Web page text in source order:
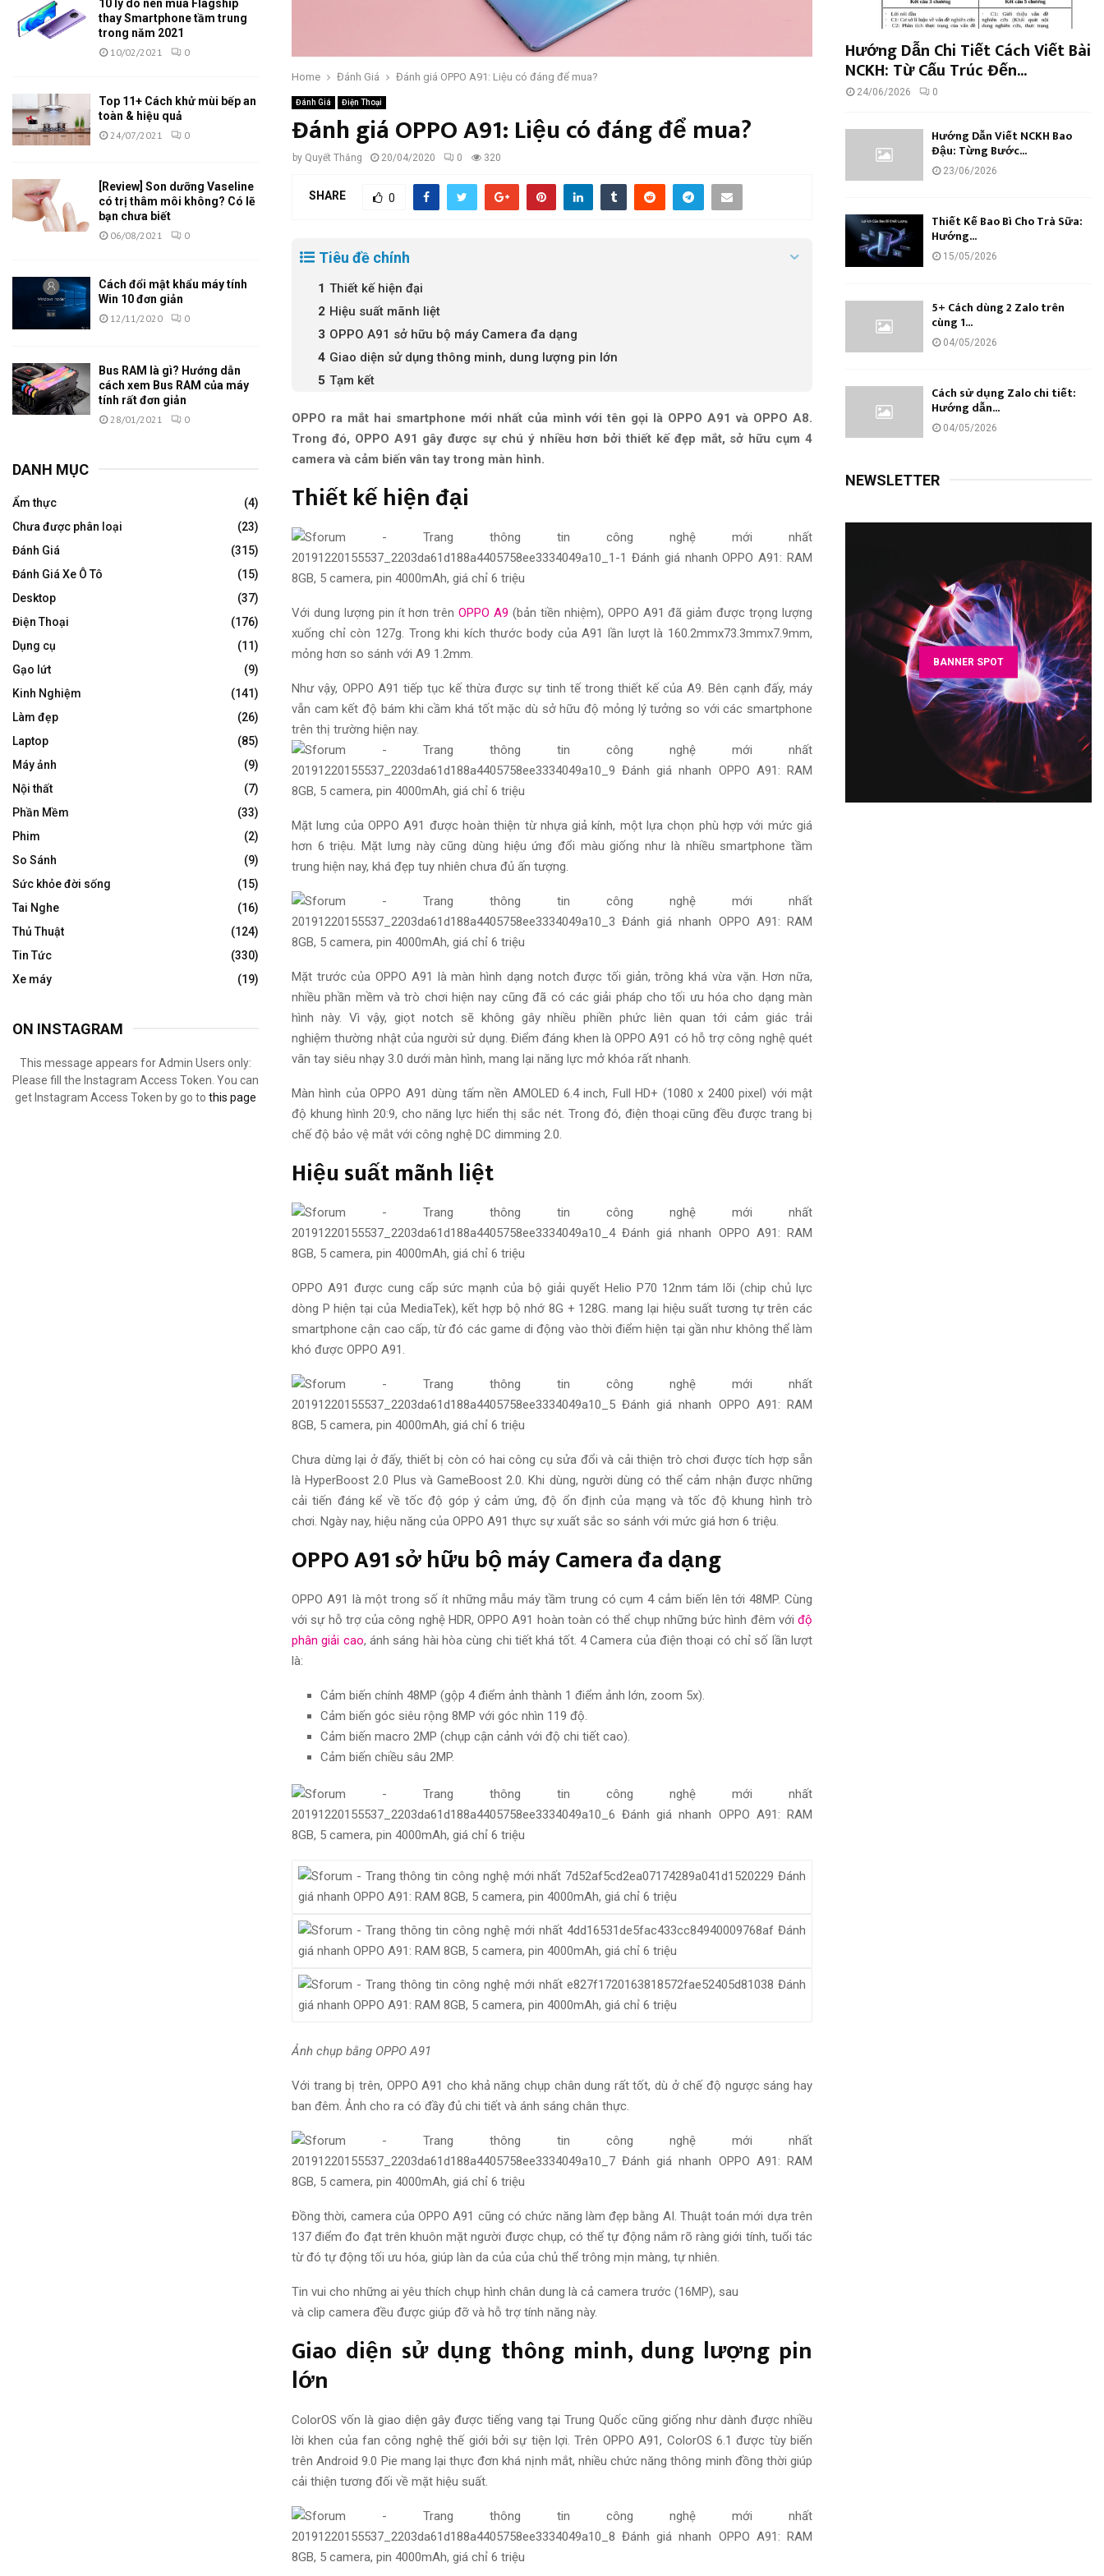
Home Đánh Giá Đánh giá OPPO A91: Liệu có đáng để mua?
Đánh Giá Điện Thoại
Đánh giá OPPO A91: Liệu có đáng để mua?
by Quyết Thắng 20/04/2020 0 320
SHARE 0
Tiêu đề chính
Thiết kế hiện đại
Hiệu suất mãnh liệt
OPPO A91 sở hữu bộ máy Camera đa dạng
Giao diện sử dụng thông minh, dung lượng pin lớn
Tạm kết
OPPO ra mắt hai smartphone mới nhất của mình với tên gọi là OPPO A91 và OPPO A8.
Trong đó, OPPO A91 gây được sự chú ý nhiều hơn bởi thiết kế đẹp mắt, sở hữu cụm 4
camera và cảm biến vân tay trong màn hình.
Thiết kếhiện đại
Với dung lượng pin ít hơn trênOPPO A9 (bản tiền nhiệm), OPPO A91 đã giảm được trọng lượng
xuống chỉ còn 127g. Trong khi kích thước body của A91 lần lượt là 160.2mmx73.3mmx7.9mm,
mỏng hơn so sánh với A9 1.2mm.
Như vậy, OPPO A91 tiếp tục kế thừa được sự tinh tế trong thiết kế của A9. Bên cạnh đấy, máy
vẫn cam kết độ bám khi cầm khá tốtmặc dù sở hữu độ mỏng lý tưởng so với các smartphone
trên thị trường hiện nay.
Mặt lưng của OPPO A91 được hoàn thiện từ nhựa giả kính, mộtlựa chọn phù hợp với mức giá
hơn 6 triệu. Mặt lưng này cũng dùng hiệu ứng đổi màugiống như lànhiều smartphone tầm
trung hiện nay, khá đẹp tuy nhiên chưa đủ ấn tượng.
Mặt trước của OPPO A91 là màn hình dạng notch được tối giản, trông khá vừa vặn.Hơn nữa,
nhiềuphần mềm và trò chơihiện nay cũng đã có cácgiải pháp chotối ưu hóa cho dạng màn
hình này. Vì vậy, giọt notch sẽ không gây nhiềuphiền phức liên quan tớicảm giác trải
nghiệmthường nhậtcủangười sử dụng. Điểm đáng khen là OPPO A91 có hỗ trợ công nghệ quét
vân tay siêu nhạy 3.0 dưới màn hình, mang lại năng lực mở khóa rất nhanh.
Màn hình của OPPO A91dùng tấm nền AMOLED 6.4 inch, Full HD+ (1080 x 2400 pixel) với mật
độ khung hình 20:9, chonăng lực hiển thị sắc nét. Trong đó, điện thoạicũng đều được trang bị
chế độ bảo vệ mắt với công nghệ DC dimming 2.0.
Hiệu suấtmãnh liệt
OPPO A91 được cung cấp sức mạnh của bộgiải quyếtHelio P70 12nm tám lõi (chip chủ lực
dòng P hiện tại của MediaTek), kết hợp bộ nhớ 8G + 128G.mang lại hiệu suất tương tự trên các
smartphone cận cao cấp, từđó các game di động vào thời điểm hiện tại gần nhưkhông thể làm
khó được OPPO A91.
Chưa dừng lại ở đấy, thiết bị còn có hai công cụ sửa đổi và cải thiện trò chơi được tích hợp sẵn
là HyperBoost 2.0 Plus và GameBoost 2.0. Khi dùng, người dùng có thể cảm nhận được những
cải tiến đáng kể về tốc độ góp ý cảm ứng, độ ổn định của mạng và tốc độ khung hình trò
chơi. Ngày nay, hiệu năng của OPPO A91 thực sựxuất sắc so sánh với mức giá hơn 6 triệu.
OPPO A91 sở hữu bộ máyCamera đa dạng
OPPO A91 là một trong số ít những mẫu máy tầm trung có cụm 4 cảm biến lên tới 48MP. Cùng
với sự hỗ trợcủa công nghệ HDR, OPPO A91 hoàn toàn có thể chụp những bức hình đêm với độ
phân giải cao, ánh sáng hài hòa cùng chi tiết khá tốt. 4 Camera của điện thoại cóchỉ số lần lượt
là:
Cảm biến chính 48MP (gộp 4 điểm ảnh thành 1 điểm ảnh lớn, zoom 5x).
Cảm biến góc siêu rộng 8MP với góc nhìn 119 độ.
Cảm biến macro 2MP (chụp cận cảnh với độ chi tiết cao).
Cảm biến chiều sâu 2MP.
Ảnh chụp bằng OPPO A91
Với trang bị trên, OPPO A91 cho khả năng chụp chân dung rất tốt, dù ở chế độ ngược sáng hay
ban đêm. Ảnh cho ra có đầy đủ chi tiết và ánh sáng chân thực.
Đồng thời, camera của OPPO A91 cũng cóchức năng làm đẹp bằng AI. Thuật toán mới dựa trên
137 điểmđo đạttrên khuôn mặt người được chụp, có thể tự động nắm rõ ràng giới tính, tuổi tác
từđó tự động tối ưu hóa, giúp làn da của của chủ thể trông mịn màng, tự nhiên.
Tin vui cho những ai yêu thích chụp hình chân dung là cả camera trước (16MP), sau
và clip camera đều được giúp đỡ và hỗ trợ tính năng này.
Giao diện sử dụng thông minh, dung lượng pin
lớn
ColorOS vốn là giao diện gây được tiếng vang tại Trung Quốc cũng giống nhưdành được nhiều
lời khen của fan công nghệthế giới bởi sự tiện lợi. Trên OPPO A91, ColorOS 6.1 được tùy biến
trên Android 9.0 Pie mang lại thực đơn khá nịnh mắt, nhiều chức năng thông minh đồng thời giúp
cải thiện tương đối về mặt hiệu suất.
10 lý do nên mua Flagship
thay Smartphone tầm trung
trong năm 2021
10/02/2021 0
Top 11+ Cách khử mùi bếp an
toàn & hiệu quả
24/07/2021 0
[Review] Son dưỡng Vaseline
có trị thâm môi không? Có lẽ
bạn chưa biết
06/08/2021 0
Cách đổi mật khẩu máy tính
Win 10 đơn giản
12/11/2020 0
Bus RAM là gì? Hướng dẫn
cách xem Bus RAM của máy
tính rất đơn giản
28/01/2021 0
DANH MỤC
Ẩm thực
(4)
Chưa được phân loại
(23)
Đánh Giá
(315)
Đánh Giá Xe Ô Tô
(15)
Desktop
(37)
Điện Thoại
(176)
Dụng cụ
(11)
Gạo lứt
(9)
Kinh Nghiệm
(141)
Làm đẹp
(26)
Laptop
(85)
Máy ảnh
(9)
Nội thất
(7)
Phần Mềm
(33)
Phim
(2)
So Sánh
(9)
Sức khỏe đời sống
(15)
Tai Nghe
(16)
Thủ Thuật
(124)
Tin Tức
(330)
Xe máy
(19)
ON INSTAGRAM
This message appears for Admin Users only:
Please fill the Instagram Access Token. You can
get Instagram Access Token by go to this page
Hướng Dẫn Chi Tiết Cách Viết Bài
NCKH: Từ Cấu Trúc Đến...
24/06/2026 0
Hướng Dẫn Viết NCKH Bao
Đậu: Từng Bước...
23/06/2026
Thiết Kế Bao Bì Cho Trà Sữa:
Hướng...
15/05/2026
5+ Cách dùng 2 Zalo trên
cùng 1...
04/05/2026
Cách sử dụng Zalo chi tiết:
Hướng dẫn...
04/05/2026
NEWSLETTER
BANNER SPOT